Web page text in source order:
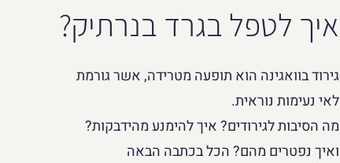
איך לטפל בגרד בנרתיק?
גירוד בוואגינה הוא תופעה מטרידה, אשר גורמת
לאי נעימות נוראית.
מה הסיבות לגירודים? איך להימנע מהידבקות?
ואיך נפטרים מהם? הכל בכתבה הבאה